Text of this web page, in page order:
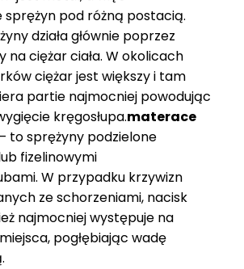
sprężyn pod różną postacią.
działa głównie poprzez
na ciężar ciała. W okolicach
ciężar jest większy i tam
partie najmocniej powodując
kręgosłupa.materace
– to sprężyny podzielone
fizelinowymi
W przypadku krzywizn
ze schorzeniami, nacisk
najmocniej występuje na
pogłębiając wadę